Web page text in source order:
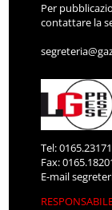
Per
contattare la
Tel:
Fax:
E-mail